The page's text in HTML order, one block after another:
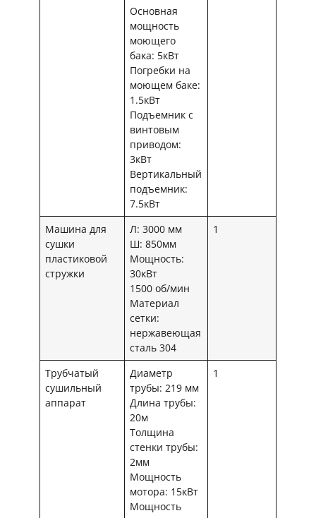
Основная
мощность
моющего
бака: 5кВт
Погребки на
моющем баке:
1.5кВт
Подъемник с
винтовым
приводом:
3кВт
Вертикальный
подъемник:
7.5кВт
Машина для
сушки
пластиковой
стружки
Л: 3000 мм
Ш: 850мм
Мощность:
30кВт
1500 об/мин
Материал
сетки:
нержавеющая
сталь 304
1
Трубчатый
сушильный
аппарат
Диаметр
трубы: 219 мм
Длина трубы:
20м
Толщина
стенки трубы:
2мм
Мощность
мотора: 15кВт
Мощность
1